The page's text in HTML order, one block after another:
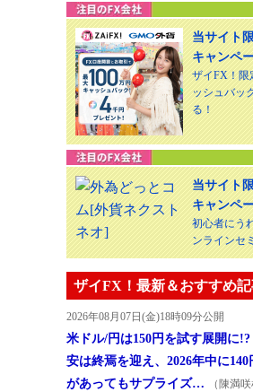
当サイト
キャンペ
ザイFX！限
ッシュバッ
る！
当サイト
キャンペ
初心者にう
ンラインセ
ザイFX！最新＆おすすめ
2026年08月07日(金)18時09分公開
米ドル/円は150円を試す展開に
安は終焉を迎え、2026年中に
があってもサプライズ…
（陳満咲